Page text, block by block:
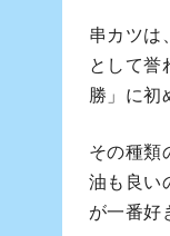
串カツは
として誉
勝」に初
その種類
油も良い
が一番好